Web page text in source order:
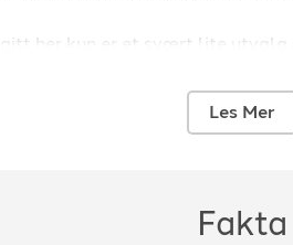
her kun er et svært lite
Les Mer
Fakta